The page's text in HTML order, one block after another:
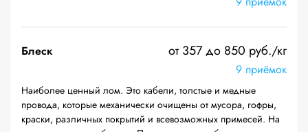
Блеск от 357 до 850 руб./кг
9 приёмок
Наиболее ценный лом. Это кабели, толстые и медные
провода, которые механически очищены от мусора, гофры,
краски, различных покрытий и всевозможных примесей. На